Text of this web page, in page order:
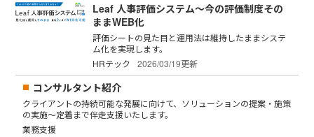
Leaf 人事評価システム～今の評価制度その
ままWEB化
評価シートの見た目と運用法は維持したままシステ
ム化を実現します。
HRテック
2026/03/19更新
コンサルタント紹介
クライアントの持続可能な発展に向けて、ソリューションの提案・施策
の実施～定着まで伴走支援いたします。
業務支援